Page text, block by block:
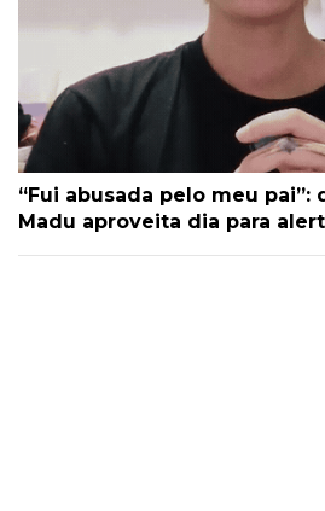
“Fui abusada pelo meu pai”:
Madu aproveita dia para